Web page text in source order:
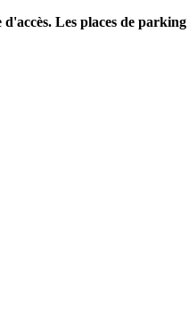
Les places de